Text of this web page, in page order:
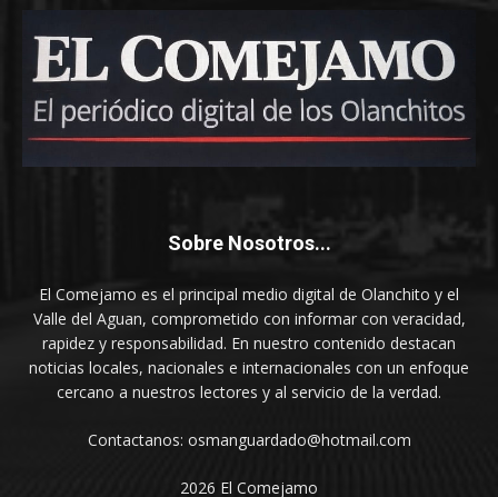
Sobre Nosotros...
El Comejamo es el principal medio digital de Olanchito y el
Valle del Aguan, comprometido con informar con veracidad,
rapidez y responsabilidad. En nuestro contenido destacan
noticias locales, nacionales e internacionales con un enfoque
cercano a nuestros lectores y al servicio de la verdad.
Contactanos: osmanguardado@hotmail.com
2026 El Comejamo